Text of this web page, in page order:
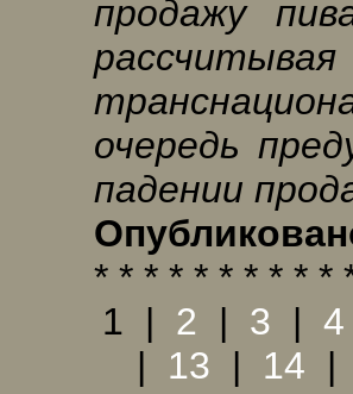
продажу
очередь
падении
* * * * * * * * * *
1 | 2 | 3 | 4
| 13 | 14